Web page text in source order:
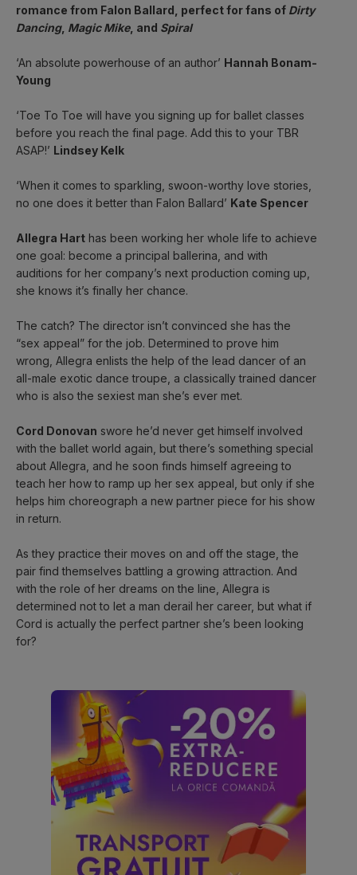
romance from Falon Ballard, perfect for fans of Dirty
Dancing, Magic Mike, and Spiral
‘An absolute powerhouse of an author’ Hannah Bonam-
Young
‘Toe To Toe will have you signing up for ballet classes
before you reach the final page. Add this to your TBR
ASAP!’ Lindsey Kelk
‘When it comes to sparkling, swoon-worthy love stories,
no one does it better than Falon Ballard’ Kate Spencer
Allegra Hart has been working her whole life to achieve
one goal: become a principal ballerina, and with
auditions for her company’s next production coming up,
she knows it’s finally her chance.
The catch? The director isn’t convinced she has the
“sex appeal” for the job. Determined to prove him
wrong, Allegra enlists the help of the lead dancer of an
all-male exotic dance troupe, a classically trained dancer
who is also the sexiest man she’s ever met.
Cord Donovan swore he’d never get himself involved
with the ballet world again, but there’s something special
about Allegra, and he soon finds himself agreeing to
teach her how to ramp up her sex appeal, but only if she
helps him choreograph a new partner piece for his show
in return.
As they practice their moves on and off the stage, the
pair find themselves battling a growing attraction. And
with the role of her dreams on the line, Allegra is
determined not to let a man derail her career, but what if
Cord is actually the perfect partner she’s been looking
for?